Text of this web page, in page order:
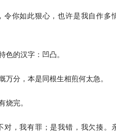
令你如此狠心，也许是我自作多
色的汉字：凹凸。
万分，本是同根生相煎何太急。
烧完。
对，我有罪；是我错，我欠揍。